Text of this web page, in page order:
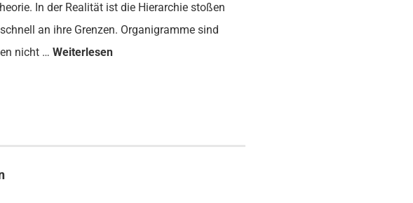
In der Realität ist die Hierarchie stoßen
an ihre Grenzen. Organigramme sind
nicht … Weiterlesen